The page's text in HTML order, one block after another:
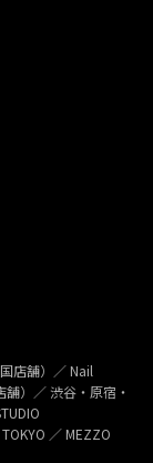
店舗）／ Nail
）／ 渋谷・原宿・
／ MEZZO